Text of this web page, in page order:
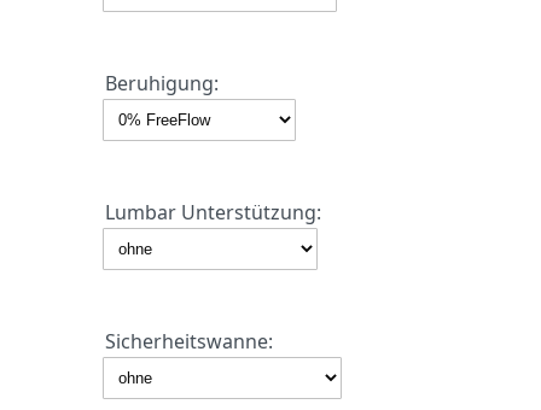
Beruhigung:
Lumbar Unterstützung:
Sicherheitswanne: